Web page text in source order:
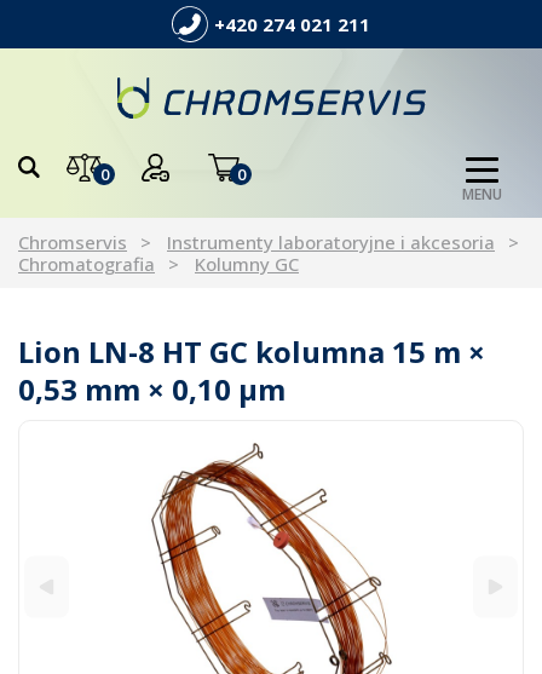
+420 274 021 211
0 0
MENU
Chromservis
Instrumenty laboratoryjne i akcesoria
Chromatografia
Kolumny GC
Lion LN-8 HT GC kolumna 15 m ×
0,53 mm × 0,10 µm